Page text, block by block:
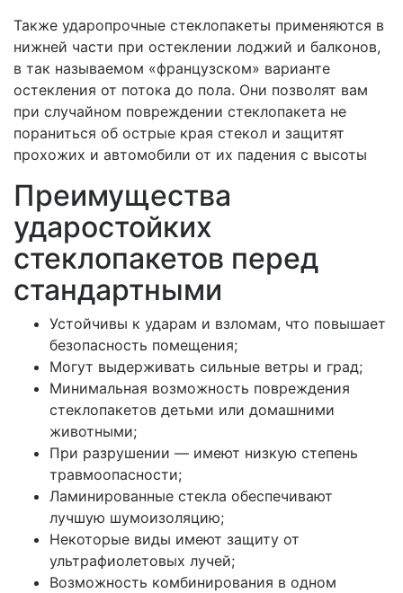
Также ударопрочные стеклопакеты применяются в
нижней части при остеклении лоджий и балконов,
в так называемом «французском» варианте
остекления от потока до пола. Они позволят вам
при случайном повреждении стеклопакета не
пораниться об острые края стекол и защитят
прохожих и автомобили от их падения с высоты
Преимущества
ударостойких
стеклопакетов перед
стандартными
Устойчивы к ударам и взломам, что повышает
безопасность помещения;
Могут выдерживать сильные ветры и град;
Минимальная возможность повреждения
стеклопакетов детьми или домашними
животными;
При разрушении — имеют низкую степень
травмоопасности;
Ламинированные стекла обеспечивают
лучшую шумоизоляцию;
Некоторые виды имеют защиту от
ультрафиолетовых лучей;
Возможность комбинирования в одном